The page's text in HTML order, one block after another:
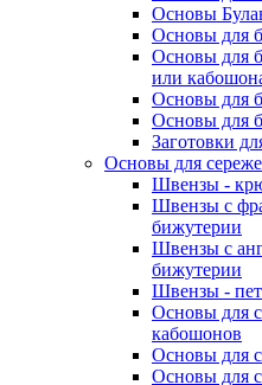
Основы
Основы для
Основы для
или
Основы для
Основы для
Заготовки
Основы для
Швензы -
Швензы с
бижутерии
Швензы с
бижутерии
Швензы -
Основы для
кабошонов
Основы для
Основы для